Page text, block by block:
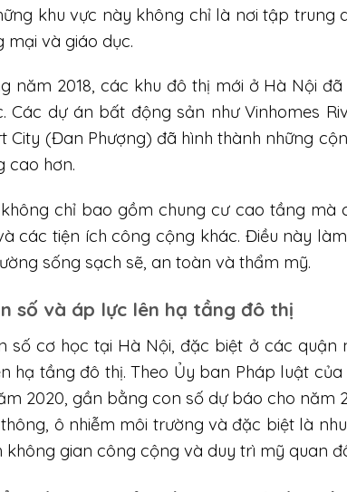
khu vực này không chỉ là nơi tập
mại và giáo dục.
năm 2018, các khu đô thị mới ở Hà Nội
Các dự án bất động sản như Vinhomes
City (Đan Phượng) đã hình thành những
cao hơn.
chỉ bao gồm chung cư cao tầng
các tiện ích công cộng khác. Điều này
sống sạch sẽ, an toàn và thẩm mỹ.
số và áp lực lên hạ tầng đô thị
số cơ học tại Hà Nội, đặc biệt ở các quận
hạ tầng đô thị. Theo Ủy ban Pháp luật
2020, gần bằng con số dự báo cho năm
ô nhiễm môi trường và đặc biệt là
không gian công cộng và duy trì mỹ quan